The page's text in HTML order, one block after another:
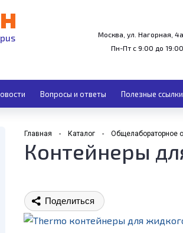
Москва, ул. Нагорная, 4а
Пн-Пт с 9:00 до 19:00
Вопросы и ответы Полезные ссылки
Главная Каталог Общелабораторное
Контейнеры
Поделиться